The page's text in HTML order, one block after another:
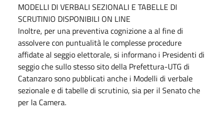
MODELLI DI VERBALI SEZIONALI E TABELLE DI
SCRUTINIO DISPONIBILI ON LINE
Inoltre, per una preventiva cognizione a al fine di
assolvere con puntualità le complesse procedure
affidate al seggio elettorale, si informano i Presidenti di
seggio che sullo stesso sito della Prefettura-UTG di
Catanzaro sono pubblicati anche i Modelli di verbale
sezionale e di tabelle di scrutinio, sia per il Senato che
per la Camera.